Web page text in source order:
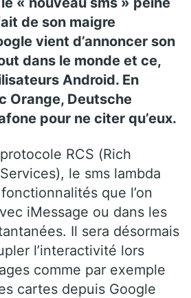
de son maigre
vient d’annoncer son
dans le monde et ce,
Android. En
Orange, Deutsche
pour ne citer qu’eux.
RCS (Rich
le sms lambda
que l’on
iMessage ou dans les
Il sera désormais
l’interactivité lors
comme par exemple
cartes depuis Google